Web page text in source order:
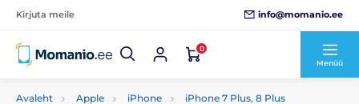
Kirjuta meile info@momanio.ee
0
Menüü
Avaleht Apple iPhone
iPhone 7 Plus, 8 Plus